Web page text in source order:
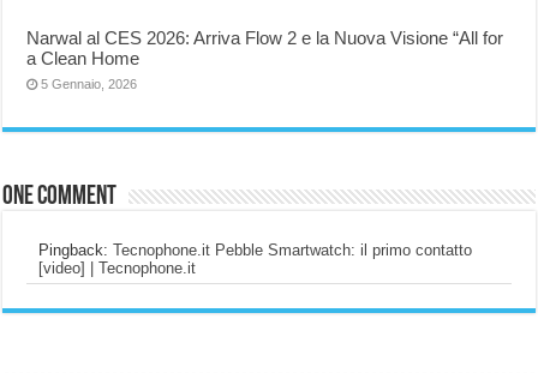
Narwal al CES 2026: Arriva Flow 2 e la Nuova Visione “All for
a Clean Home
5 Gennaio, 2026
One comment
Pingback:Tecnophone.it Pebble Smartwatch: il primo contatto
[video] | Tecnophone.it